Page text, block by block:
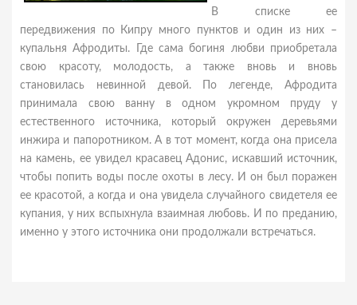
В списке ее
передвижения по Кипру много пунктов и один из них –
купальня Афродиты. Где сама богиня любви приобретала
свою красоту, молодость, а также вновь и вновь
становилась невинной девой. По легенде, Афродита
принимала свою ванну в одном укромном пруду у
естественного источника, который окружен деревьями
инжира и папоротником. А в тот момент, когда она присела
на камень, ее увидел красавец Адонис, искавший источник,
чтобы попить воды после охоты в лесу. И он был поражен
ее красотой, а когда и она увидела случайного свидетеля ее
купания, у них вспыхнула взаимная любовь. И по преданию,
именно у этого источника они продолжали встречаться.